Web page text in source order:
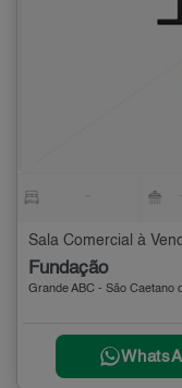
Sala Comercial à
Fundação
Grande ABC - São Caetano